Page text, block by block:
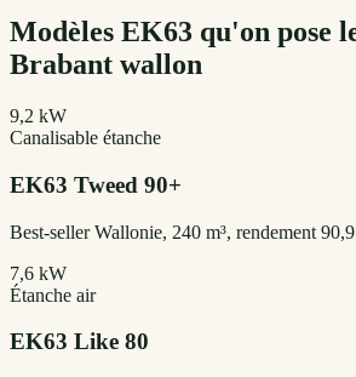
Modèles EK63 qu'on pose
Brabant wallon
9,2 kW
Canalisable étanche
EK63 Tweed 90+
Best-seller Wallonie, 240 m³, rendement
7,6 kW
Étanche air
EK63 Like 80